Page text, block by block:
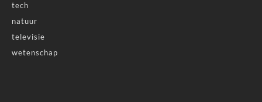
tech
natuur
televisie
wetenschap